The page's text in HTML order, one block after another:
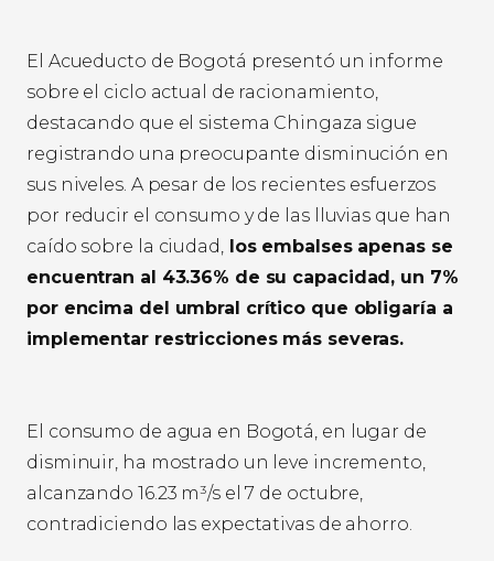
El Acueducto de Bogotá presentó un informe
sobre el ciclo actual de racionamiento,
destacando que el sistema Chingaza sigue
registrando una preocupante disminución en
sus niveles. A pesar de los recientes esfuerzos
por reducir el consumo y de las lluvias que han
caído sobre la ciudad,los embalses apenas se
encuentran al 43.36% de su capacidad, un 7%
por encima del umbral crítico que obligaría a
implementar restricciones más severas.
El consumo de agua en Bogotá, en lugar de
disminuir, ha mostrado un leve incremento,
alcanzando 16.23 m³/s el 7 de octubre,
contradiciendo las expectativas de ahorro.